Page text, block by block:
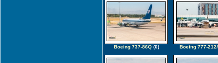
Boeing 737-86Q(0) Boeing 777-